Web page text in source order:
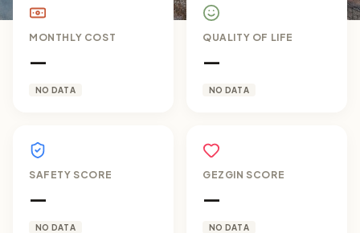
MONTHLY COST
—
NO DATA
QUALITY OF LIFE
—
NO DATA
SAFETY SCORE
—
NO DATA
GEZGIN SCORE
—
NO DATA